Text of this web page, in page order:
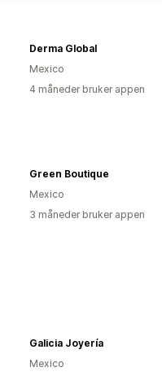
Derma Global
Mexico
4 måneder bruker appen
Green Boutique
Mexico
3 måneder bruker appen
Galicia Joyería
Mexico